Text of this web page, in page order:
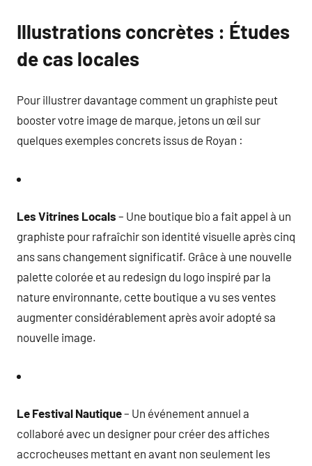
Illustrations concrètes : Études
de cas locales
Pour illustrer davantage comment un graphiste peut
booster votre image de marque, jetons un œil sur
quelques exemples concrets issus de Royan :
Les Vitrines Locals – Une boutique bio a fait appel à un
graphiste pour rafraîchir son identité visuelle après cinq
ans sans changement significatif. Grâce à une nouvelle
palette colorée et au redesign du logo inspiré par la
nature environnante, cette boutique a vu ses ventes
augmenter considérablement après avoir adopté sa
nouvelle image.
Le Festival Nautique– Un événement annuel a
collaboré avec un designer pour créer des affiches
accrocheuses mettant en avant non seulement les